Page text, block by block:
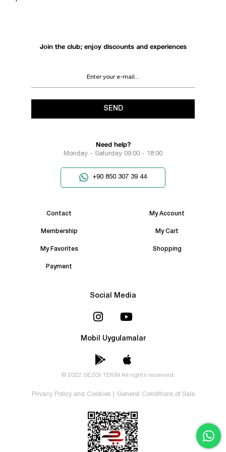
Join the club; enjoy discounts and experiences
SEND
Need help?
Monday - Saturday 09:00 - 18:00
+90 850 307 39 44
Contact My Account
Membership My Cart
My Favorites Shopping
Payment
Social Media
Mobil Uygulamalar
© 2022 SEZGİ TEKİN All rights reserved.
Privacy Policy and Cookies General Conditions of Sale